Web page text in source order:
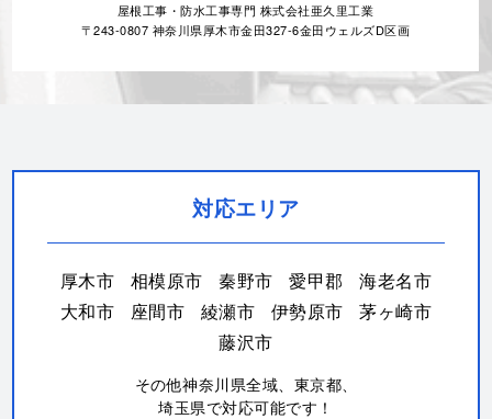
屋根工事・防水工事専門 株式会社亜久里工業
〒243-0807 神奈川県厚木市金田327-6金田ウェルズD区画
対応エリア
厚木市 相模原市 秦野市 愛甲郡
海老名市
大和市
座間市 綾瀬市 伊勢原市
茅ヶ崎市
藤沢市
その他神奈川県全域、東京都、
埼玉県で対応可能です！